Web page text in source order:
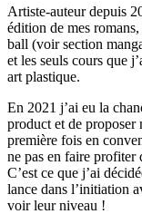
Artiste-auteur depuis
édition de mes
ball (voir section
et les seuls cours que
art plastique.
En 2021 j’ai eu la
product et de proposer
première fois en
ne pas en faire profiter
C’est ce que j’ai
lance dans l’initiation
voir leur niveau !